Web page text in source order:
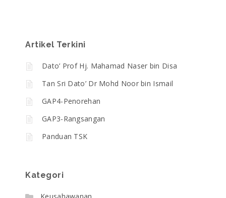
Artikel Terkini
Dato’ Prof Hj. Mahamad Naser bin Disa
Tan Sri Dato’ Dr Mohd Noor bin Ismail
GAP4-Penorehan
GAP3-Rangsangan
Panduan TSK
Kategori